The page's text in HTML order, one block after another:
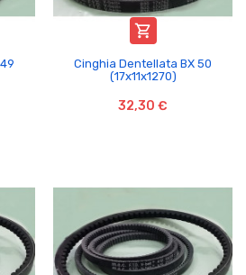

Cinghia Dentellata BX 50
(17x11x1270)
32,30 €